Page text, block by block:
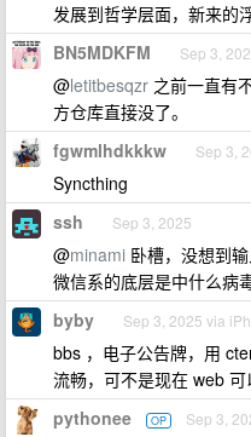
发展到哲学层面，新来的
BN5MDKFM Sep 3,
@letitbesqzr 之前一直有
方仓库直接没了。
fgwmlhdkkkw Sep 3,
Syncthing
ssh Sep 3, 2025
@minami 卧槽，没想到输
微信系的底层是中什么病
byby Sep 3, 2025 via
bbs ，电子公告牌，用
流畅，可不是现在 web 可
pythonee OP Sep 3,